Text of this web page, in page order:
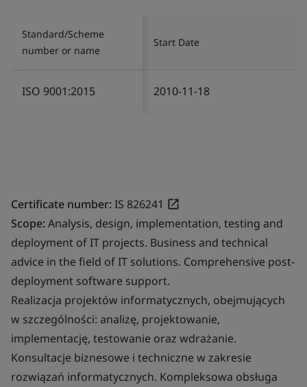
Standard/Scheme
number or name
Start Date
ISO 9001:2015 2010-11-18
Certificate number:IS 826241
Scope:Analysis, design, implementation, testing and
deployment of IT projects. Business and technical
advice in the field of IT solutions. Comprehensive post-
deployment software support.
Realizacja projektów informatycznych, obejmujących
w szczególności: analizę, projektowanie,
implementację, testowanie oraz wdrażanie.
Konsultacje biznesowe i techniczne w zakresie
rozwiązań informatycznych. Kompleksowa obsługa